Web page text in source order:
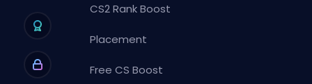
CS2 Rank Boost
Placement
Free CS Boost